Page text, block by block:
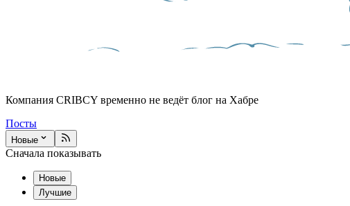
Компания CRIBCY временно не ведёт блог на Хабре
Посты
Новые
Сначала показывать
Новые
Лучшие